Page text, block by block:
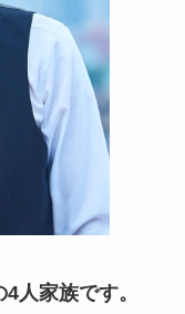
人家族です。